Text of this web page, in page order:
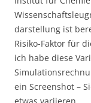
darstellung ist
Risiko-Faktor für
ich habe diese
ein Screenshot –